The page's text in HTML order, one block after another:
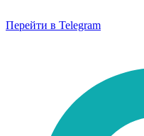
Перейти в Telegram